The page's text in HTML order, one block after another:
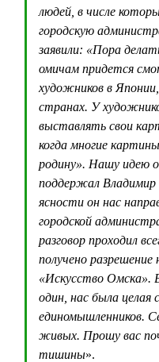
людей, в числе
городскую
заявили: «Пора
омичам придется
художников в
странах. У
выставлять свои
когда многие
родину». Нашу идею
поддержал
ясности он нас
городской
разговор проходил
получено разрешение
«Искусство Омска».
один, нас была целая
единомышленников.
живых. Прошу вас
тишины».